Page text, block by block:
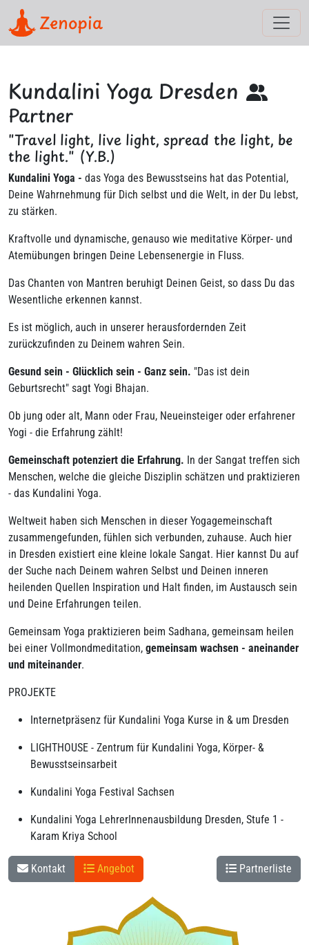
Zenopia
Kundalini Yoga Dresden
Partner
"Travel light, live light, spread the light, be
the light." (Y.B.)
Kundalini Yoga - das Yoga des Bewusstseins hat das Potential,
Deine Wahrnehmung für Dich selbst und die Welt, in der Du lebst,
zu stärken.
Kraftvolle und dynamische, genauso wie meditative Körper- und
Atemübungen bringen Deine Lebensenergie in Fluss.
Das Chanten von Mantren beruhigt Deinen Geist, so dass Du das
Wesentliche erkennen kannst.
Es ist möglich, auch in unserer herausfordernden Zeit
zurückzufinden zu Deinem wahren Sein.
Gesund sein - Glücklich sein - Ganz sein. "Das ist dein
Geburtsrecht" sagt Yogi Bhajan.
Ob jung oder alt, Mann oder Frau, Neueinsteiger oder erfahrener
Yogi - die Erfahrung zählt!
Gemeinschaft potenziert die Erfahrung. In der Sangat treffen sich
Menschen, welche die gleiche Disziplin schätzen und praktizieren
- das Kundalini Yoga.
Weltweit haben sich Menschen in dieser Yogagemeinschaft
zusammengefunden, fühlen sich verbunden, zuhause. Auch hier
in Dresden existiert eine kleine lokale Sangat. Hier kannst Du auf
der Suche nach Deinem wahren Selbst und Deinen inneren
heilenden Quellen Inspiration und Halt finden, im Austausch sein
und Deine Erfahrungen teilen.
Gemeinsam Yoga praktizieren beim Sadhana, gemeinsam heilen
bei einer Vollmondmeditation, gemeinsam wachsen - aneinander
und miteinander.
PROJEKTE
Internetpräsenz für Kundalini Yoga Kurse in & um Dresden
LIGHTHOUSE - Zentrum für Kundalini Yoga, Körper- &
Bewusstseinsarbeit
Kundalini Yoga Festival Sachsen
Kundalini Yoga LehrerInnenausbildung Dresden, Stufe 1 -
Karam Kriya School
Partnerliste
Kontakt Angebot